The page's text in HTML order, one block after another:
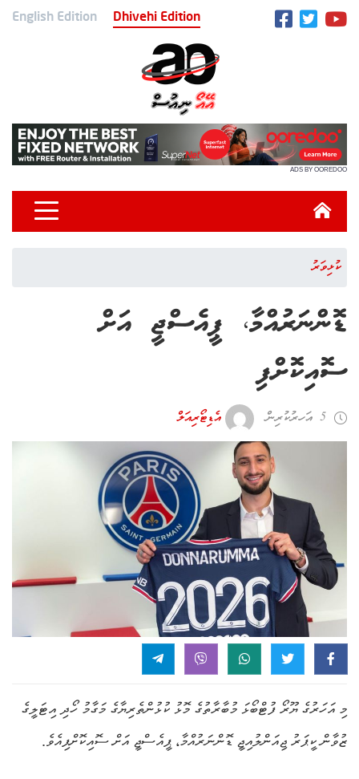
English Edition Dhivehi Edition
ADS BY OOREDOO
ކުޅިވަރު
ޑޮންނަރުއްމާ، ޕީއެސްޖީ އަށް
ސޮއިކޮށްފި
5 އަހރު ކުރިން އެޑިޓޯރިއަލް
މި އަހަރުގެ ޔޫރޯ ފުޓްބޯޅަ މުބާރާތުގެ މޮޅު ކުޅުންތެރިޔާގެ މަގާމު ހޯދި އިޓަލީގެ
ޒުވާން ކީޕަރު ޖިއަންލުއިޖީ ޑޮންނަރުއްމާ، ޕީއެސްޖީ އަށް ސޮއިކޮށްފިއެވެ.